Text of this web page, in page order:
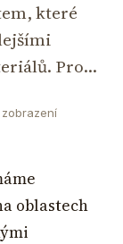
které
Pro…
oblastech